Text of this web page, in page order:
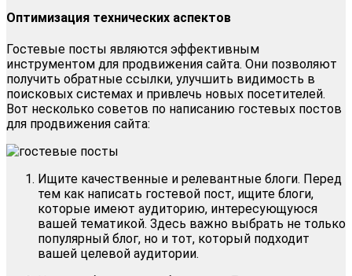
Оптимизация технических аспектов
Гостевые посты являются эффективным
инструментом для продвижения сайта. Они позволяют
получить обратные ссылки, улучшить видимость в
поисковых системах и привлечь новых посетителей.
Вот несколько советов по написанию гостевых постов
для продвижения сайта:
Ищите качественные и релевантные блоги. Перед
тем как написать гостевой пост, ищите блоги,
которые имеют аудиторию, интересующуюся
вашей тематикой. Здесь важно выбрать не только
популярный блог, но и тот, который подходит
вашей целевой аудитории.